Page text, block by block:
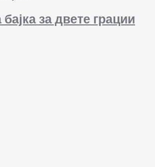
за двете грации